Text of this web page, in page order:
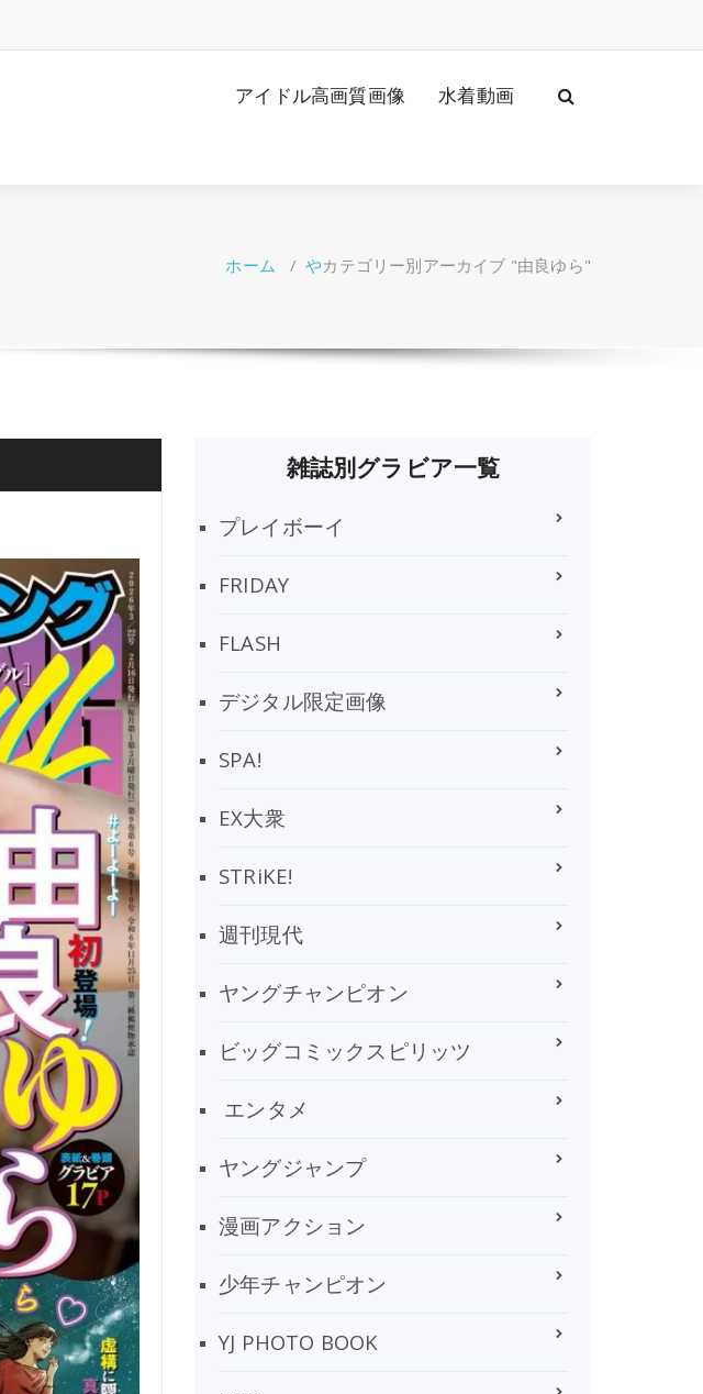
アイドル高画質画像 水着動画
ホーム /やカテゴリー別アーカイブ "由良ゆら"
雑誌別グラビア一覧
プレイボーイ
FRIDAY
FLASH
デジタル限定画像
SPA!
EX大衆
STRiKE!
週刊現代
ヤングチャンピオン
ビッグコミックスピリッツ
エンタメ
ヤングジャンプ
漫画アクション
少年チャンピオン
YJ PHOTO BOOK